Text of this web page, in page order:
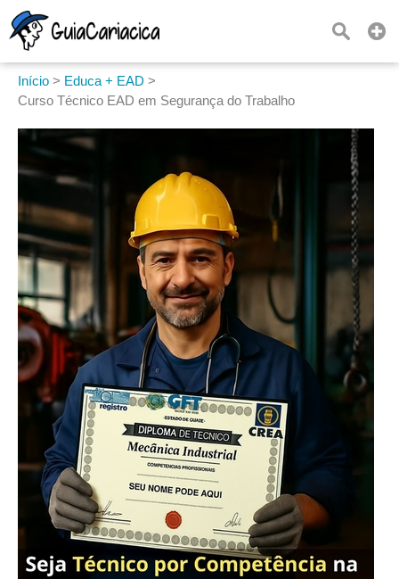
Início > Educa + EAD >
Curso Técnico EAD em Segurança do Trabalho